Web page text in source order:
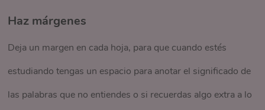
Haz márgenes
Deja un margen en cada hoja, para que cuando estés
estudiando tengas un espacio para anotar el significado de
las palabras que no entiendes o si recuerdas algo extra a lo
Respeta la ortografía
Es fundamental que te cuestiones sobre tu ortografía.
Comprender cuándo usar una mayúscula, cuándo tildar una
palabra o cuándo usar un signo de puntuación, mejorará tu
Usa viñetas
Cuando necesites hacer una lista, para puntualizar e
identificar cada palabra, separa cada una con un símbolo
que te guste; puede ser una estrellita, un círculo, un